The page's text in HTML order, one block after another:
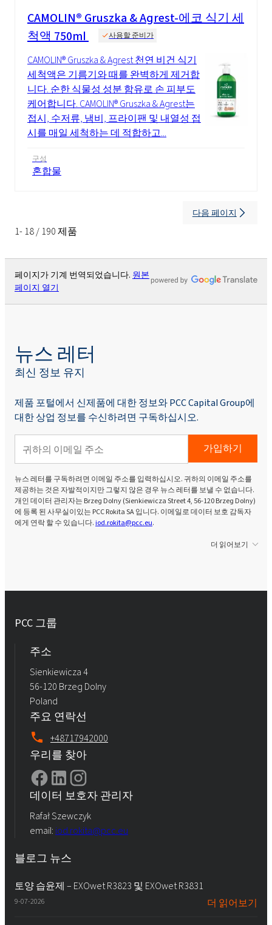
CAMOLIN® Gruszka & Agrest-에코 식기 세
척액 750ml
사용할 준비가
CAMOLIN® Gruszka & Agrest 천연 비건 식기
세척액은 기름기와 때를 완벽하게 제거합
니다. 순한 식물성 성분 함유로 손 피부도
케어합니다. CAMOLIN® Gruszka & Agrest는
접시, 수저류, 냄비, 프라이팬 및 내열성 접
시를 매일 세척하는 데 적합하고...
구성
혼합물
1- 18 / 190 제품
다음 페이지
페이지가 기계 번역되었습니다. 원본
페이지 열기
뉴스 레터
최신 정보 유지
제품 포털에서 신제품에 대한 정보와 PCC Capital Group에
대한 상업 정보를 수신하려면 구독하십시오.
가입하기
뉴스 레터를 구독하려면 이메일 주소를 입력하십시오. 귀하의 이메일 주소를
제공하는 것은 자발적이지만 그렇지 않은 경우 뉴스 레터를 보낼 수 없습니다.
개인 데이터 관리자는 Brzeg Dolny (Sienkiewicza Street 4, 56-120 Brzeg Dolny)
에 등록 된 사무실이있는 PCC Rokita SA 입니다. 이메일로 데이터 보호 감독자
에게 연락 할 수 있습니다.iod.rokita@pcc.eu.
더 읽어보기
PCC 그룹
주소
Sienkiewicza 4
56-120 Brzeg Dolny
Poland
주요 연락선
+48717942000
우리를 찾아
데이터 보호자 관리자
Rafał Szewczyk
email: iod.rokita@pcc.eu
블로그 뉴스
토양 습윤제 – EXOwet R3823 및 EXOwet R3831
9-07-2026 더 읽어보기